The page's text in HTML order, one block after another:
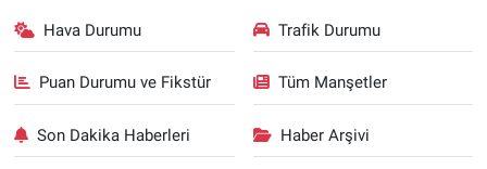
Hava Durumu Trafik Durumu
Puan Durumu ve Fikstür Tüm Manşetler
Son Dakika Haberleri Haber Arşivi